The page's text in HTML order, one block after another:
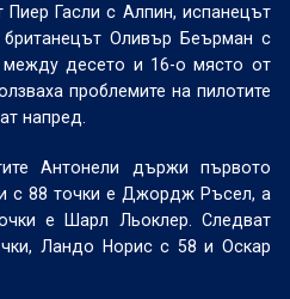
Пиер Гасли с Алпин, испанецът
Оливър Беърман с
между десето и 16-о място от
проблемите на пилотите
напред.
Антонели държи първото
с 88 точки е Джордж Ръсел, а
е Шарл Льоклер. Следват
Ландо Норис с 58 и Оскар